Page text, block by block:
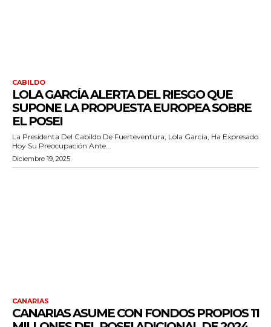
CABILDO
LOLA GARCÍA ALERTA DEL RIESGO QUE
SUPONE LA PROPUESTA EUROPEA SOBRE
EL POSEI
La Presidenta Del Cabildo De Fuerteventura, Lola García, Ha Expresado
Hoy Su Preocupación Ante...
Diciembre 19, 2025
CANARIAS
CANARIAS ASUME CON FONDOS PROPIOS 11